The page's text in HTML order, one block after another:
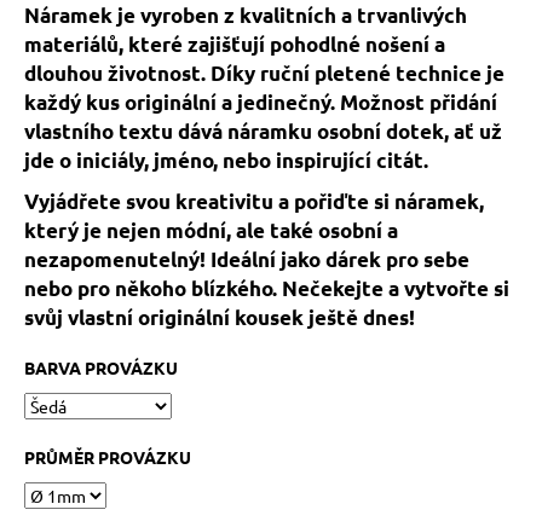
Náramek je vyroben z kvalitních a trvanlivých
materiálů, které zajišťují pohodlné nošení a
dlouhou životnost. Díky ruční pletené technice je
každý kus originální a jedinečný. Možnost přidání
vlastního textu dává náramku osobní dotek, ať už
jde o iniciály, jméno, nebo inspirující citát.
Vyjádřete svou kreativitu a pořiďte si náramek,
který je nejen módní, ale také osobní a
nezapomenutelný! Ideální jako dárek pro sebe
nebo pro někoho blízkého. Nečekejte a vytvořte si
svůj vlastní originální kousek ještě dnes!
BARVA PROVÁZKU
PRŮMĚR PROVÁZKU
u
č
u
j
e
m
e
KABBALAH
STŘÍBRNÝ
KROUŽEK
AG925
Kč